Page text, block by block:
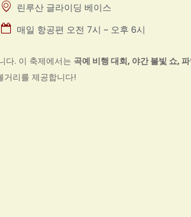
린루산 글라이딩 베이스
매일 항공편 오전 7시 ~ 오후 6시
다. 이 축제에서는 곡예 비행 대회, 야간 불빛 쇼,
거리를 제공합니다!